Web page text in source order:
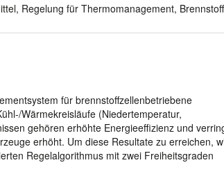
Regelung für Thermomanagement,
für brennstoffzellenbetriebene
Wärmekreisläufe (Niedertemperatur,
gehören erhöhte Energieeffizienz und
erhöht. Um diese Resultate zu erreichen,
Regelalgorithmus mit zwei Freiheitsgraden